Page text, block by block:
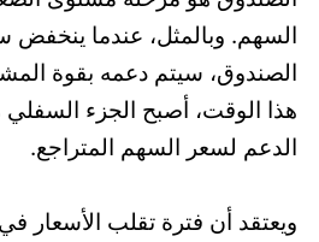
السهم. وبالمثل، عندما
الصندوق، سيتم دعمه بقوة
هذا الوقت، أصبح الجزء
الدعم لسعر السهم المتراجع.
ويعتقد أن فترة تقلب الأسعار